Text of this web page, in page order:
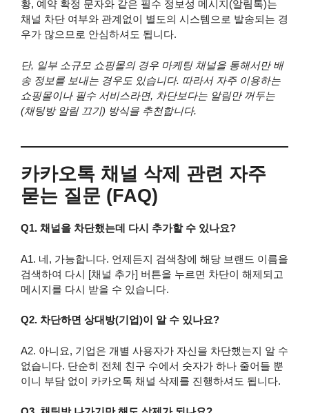
황, 예약 확정 문자와 같은 필수 정보성 메시지(알림톡)는
채널 차단 여부와 관계없이 별도의 시스템으로 발송되는 경
우가 많으므로 안심하셔도 됩니다.
단, 일부 소규모 쇼핑몰의 경우 마케팅 채널을 통해서만 배
송 정보를 보내는 경우도 있습니다. 따라서 자주 이용하는
쇼핑몰이나 필수 서비스라면, 차단보다는 알림만 꺼두는
(채팅방 알림 끄기) 방식을 추천합니다.
카카오톡 채널 삭제 관련 자주
묻는 질문 (FAQ)
Q1. 채널을 차단했는데 다시 추가할 수 있나요?
A1. 네, 가능합니다. 언제든지 검색창에 해당 브랜드 이름을
검색하여 다시 [채널 추가] 버튼을 누르면 차단이 해제되고
메시지를 다시 받을 수 있습니다.
Q2. 차단하면 상대방(기업)이 알 수 있나요?
A2. 아니요, 기업은 개별 사용자가 자신을 차단했는지 알 수
없습니다. 단순히 전체 친구 수에서 숫자가 하나 줄어들 뿐
이니 부담 없이 카카오톡 채널 삭제를 진행하셔도 됩니다.